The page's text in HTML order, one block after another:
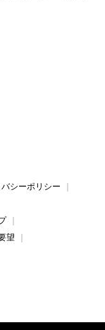
シーポリシー
望